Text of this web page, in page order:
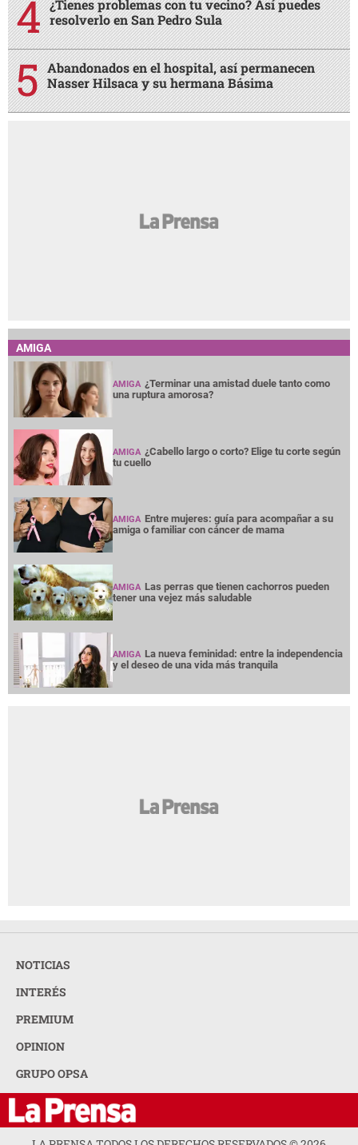
¿Tienes problemas con tu vecino? Así puedes
resolverlo en San Pedro Sula
Abandonados en el hospital, así permanecen
Nasser Hilsaca y su hermana Básima
AMIGA
AMIGA ¿Terminar una amistad duele tanto como
una ruptura amorosa?
AMIGA ¿Cabello largo o corto? Elige tu corte según
tu cuello
AMIGA Entre mujeres: guía para acompañar a su
amiga o familiar con cáncer de mama
AMIGA Las perras que tienen cachorros pueden
tener una vejez más saludable
AMIGA La nueva feminidad: entre la independencia
y el deseo de una vida más tranquila
NOTICIAS
INTERÉS
PREMIUM
OPINION
GRUPO OPSA